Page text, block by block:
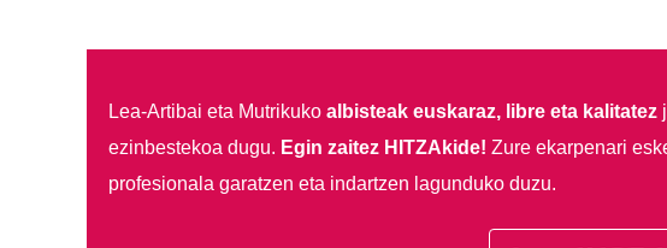
Lea-Artibai eta Mutrikuko albisteak euskaraz, libre eta kalitatez
ezinbestekoa dugu. Egin zaitez HITZAkide! Zure ekarpenari
profesionala garatzen eta indartzen lagunduko duzu.